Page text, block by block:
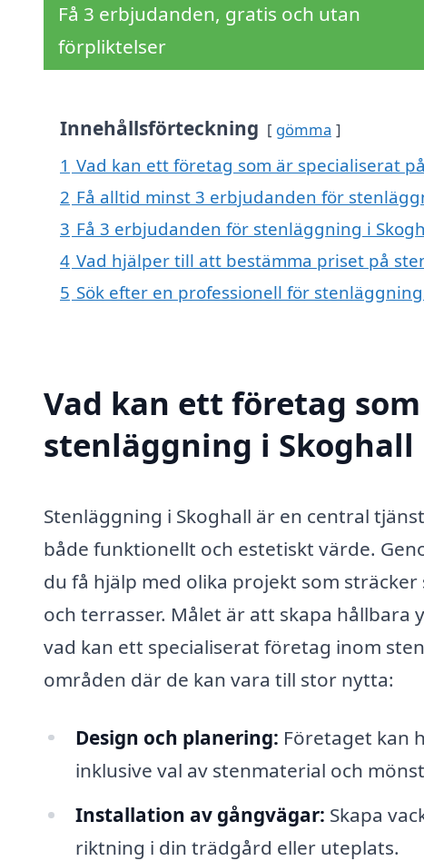
Få 3 erbjudanden, gratis och utan
förpliktelser
Innehållsförteckning gömma
1 Vad kan ett företag som är specialiserat
2 Få alltid minst 3 erbjudanden för
3 Få 3 erbjudanden för stenläggning i
4 Vad hjälper till att bestämma priset på
5 Sök efter en professionell för
Vad kan ett företag
stenläggning i
Stenläggning i Skoghall är en central
både funktionellt och estetiskt värde.
du få hjälp med olika projekt som
och terrasser. Målet är att skapa
vad kan ett specialiserat företag inom
områden där de kan vara till stor nytta:
Design och planering: Företaget kan
inklusive val av stenmaterial och
Installation av gångvägar: Skapa
riktning i din trädgård eller uteplats.